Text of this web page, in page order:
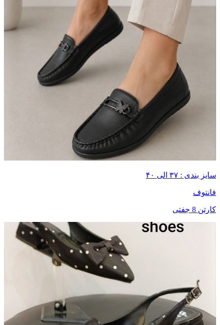
سایز بندی : ۳۷ الی ۴۰
فانتوف
کارتن 8 جفتی